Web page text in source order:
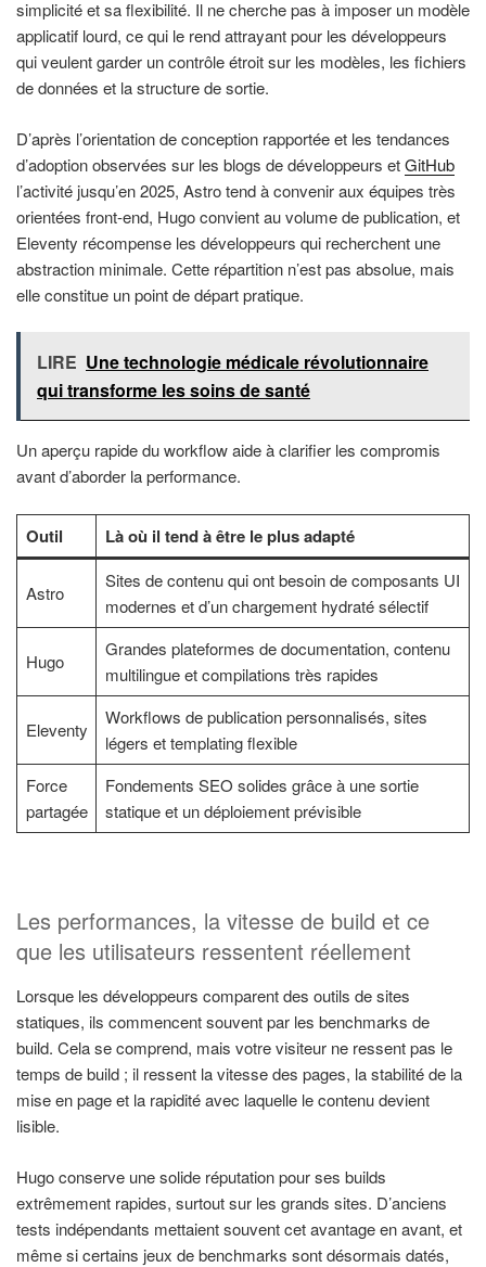
simplicité et sa flexibilité. Il ne cherche pas à imposer un modèle
applicatif lourd, ce qui le rend attrayant pour les développeurs
qui veulent garder un contrôle étroit sur les modèles, les fichiers
de données et la structure de sortie.
D’après l’orientation de conception rapportée et les tendances
d’adoption observées sur les blogs de développeurs etGitHub
l’activité jusqu’en 2025, Astro tend à convenir aux équipes très
orientées front-end, Hugo convient au volume de publication, et
Eleventy récompense les développeurs qui recherchent une
abstraction minimale. Cette répartition n’est pas absolue, mais
elle constitue un point de départ pratique.
LIRE Une technologie médicale révolutionnaire
qui transforme les soins de santé
Un aperçu rapide du workflow aide à clarifier les compromis
avant d’aborder la performance.
Outil Là où il tend à être le plus adapté
Astro
Sites de contenu qui ont besoin de composants UI
modernes et d’un chargement hydraté sélectif
Hugo
Grandes plateformes de documentation, contenu
multilingue et compilations très rapides
Eleventy
Workflows de publication personnalisés, sites
légers et templating flexible
Force
partagée
Fondements SEO solides grâce à une sortie
statique et un déploiement prévisible
Les performances, la vitesse de build et ce
que les utilisateurs ressentent réellement
Lorsque les développeurs comparent des outils de sites
statiques, ils commencent souvent par les benchmarks de
build. Cela se comprend, mais votre visiteur ne ressent pas le
temps de build ; il ressent la vitesse des pages, la stabilité de la
mise en page et la rapidité avec laquelle le contenu devient
lisible.
Hugo conserve une solide réputation pour ses builds
extrêmement rapides, surtout sur les grands sites. D’anciens
tests indépendants mettaient souvent cet avantage en avant, et
même si certains jeux de benchmarks sont désormais datés,